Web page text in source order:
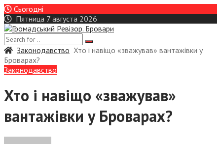
Сьогодні
Пятница 7 августа 2026
Законодавство Хто і навіщо «зважував» вантажівки у
Броварах?
Законодавство
Хто і навіщо «зважував»
вантажівки у Броварах?